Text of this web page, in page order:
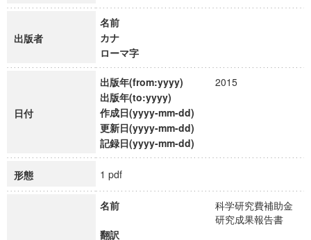
出版者
名前
カナ
ローマ字
日付
出版年(from:yyyy)
2015
出版年(to:yyyy)
作成日(yyyy-mm-dd)
更新日(yyyy-mm-dd)
記録日(yyyy-mm-dd)
形態 1 pdf
名前
科学研究費補助金
研究成果報告書
翻訳